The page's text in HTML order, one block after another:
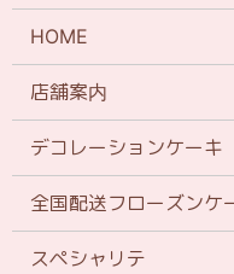
HOME
店舗案内
デコレーションケーキ
全国配送フローズンケ
スペシャリテ